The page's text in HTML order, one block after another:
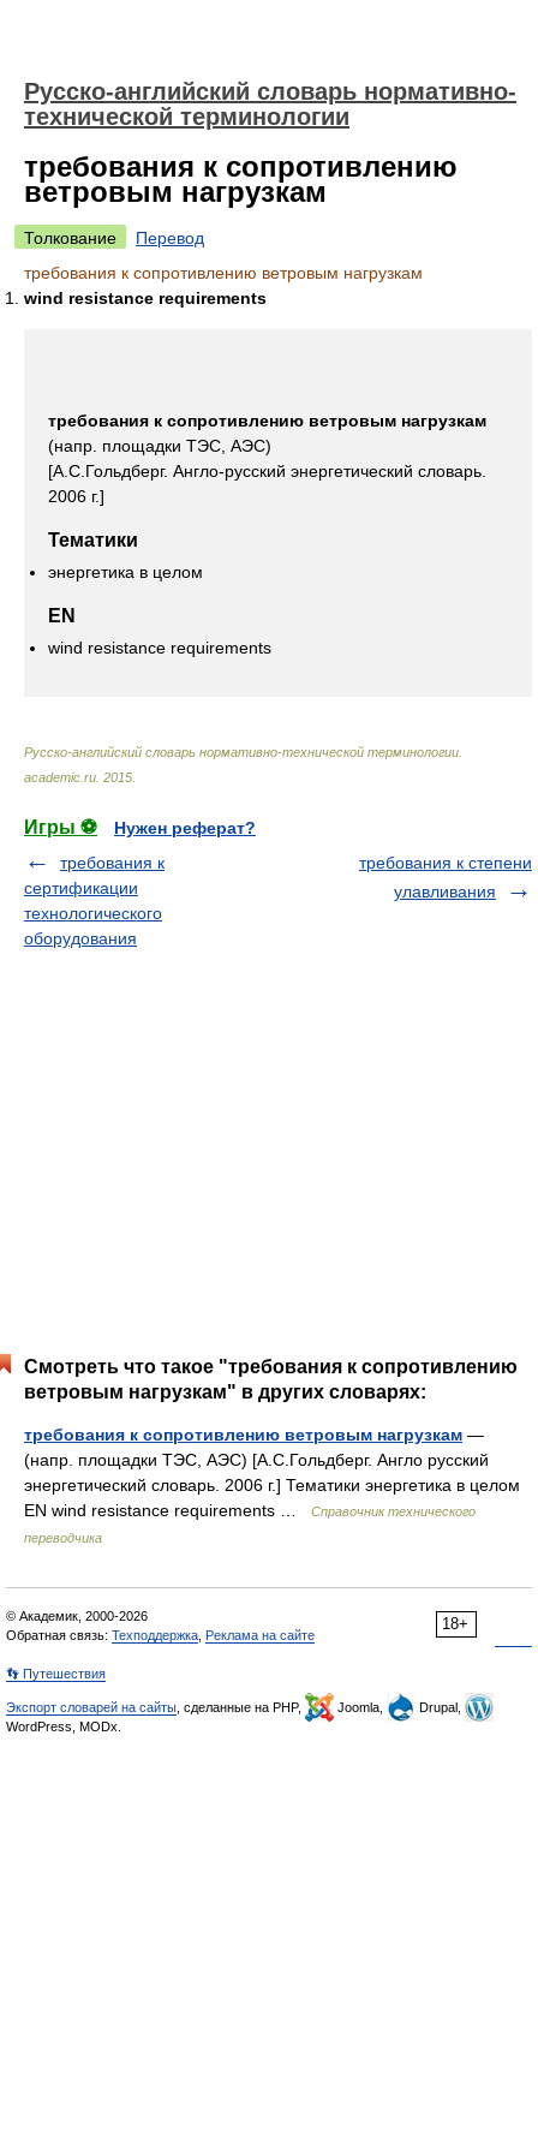
Русско-английский словарь нормативно-
технической терминологии
требования к сопротивлению
ветровым нагрузкам
Толкование
Перевод
требования к сопротивлению ветровым нагрузкам
wind resistance requirements
требования к сопротивлению ветровым нагрузкам
(напр. площадки ТЭС, АЭС)
[А.С.Гольдберг. Англо-русский энергетический словарь.
2006 г.]
Тематики
энергетика в целом
EN
wind resistance requirements
Русско-английский словарь нормативно-технической терминологии
academic.ru 2015
Игры ⚽
Нужен реферат?
требования к
сертификации
технологического
оборудования
требования к степени
улавливания
Смотреть что такое "требования к сопротивлению
ветровым нагрузкам" в других словарях:
требования к сопротивлению ветровым нагрузкам —
(напр. площадки ТЭС, АЭС) [А.С.Гольдберг. Англо русский
энергетический словарь. 2006 г.] Тематики энергетика в целом
EN wind resistance requirements …
Справочник технического
переводчика
18+
© Академик, 2000-2026
Обратная связь: Техподдержка Реклама на сайте
👣 Путешествия
Экспорт словарей на сайты , сделанные на PHP, Joomla,
Drupal,
WordPress, MODx.